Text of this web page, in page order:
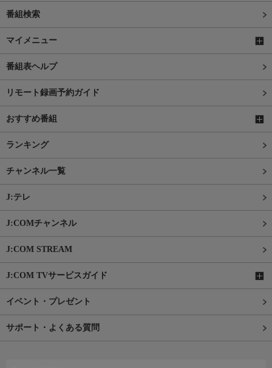
番組検索
マイメニュー
番組表ヘルプ
リモート録画予約ガイド
おすすめ番組
ランキング
チャンネル一覧
J:テレ
J:COMチャンネル
J:COM STREAM
J:COM TVサービスガイド
イベント・プレゼント
サポート・よくある質問